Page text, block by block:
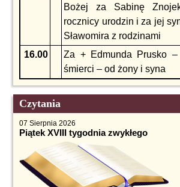
Bożej za Sabinę
rocznicy urodzin i za jej
Sławomira z rodzinami
16.00
Za + Edmunda Prusko
śmierci – od żony i syna
Czytania
07 Sierpnia 2026
Piątek XVIII tygodnia zwykłego